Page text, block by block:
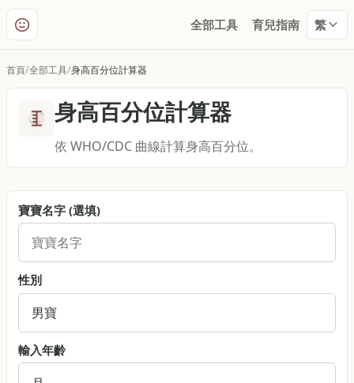
全部工具 育兒指南 繁
首頁 全部工具 身高百分位計算器
身高百分位計算器
依 WHO/CDC 曲線計算身高百分位。
寶寶名字 (選填)
性別
輸入年齡